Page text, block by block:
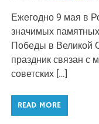
Ежегодно 9 мая в
значимых
Победы в Великой
праздник связан с
советских […]
READ MORE